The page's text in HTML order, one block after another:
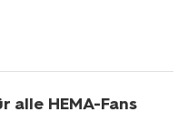
alle HEMA-Fans